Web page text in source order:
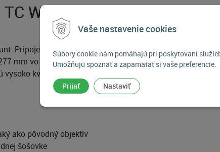
Vaše nastavenie cookies
Súbory cookie nám pomáhajú pri poskytovaní
Umožňujú spoznať a zapamätať si vaše preferencie.
Prijať Nastaviť
WR Telekonvertor
Pripojenie telekonvertora ku Fujinonu GF250mF4 R LM
mm vo formáte ekvivalentu 35 mm) pri zachovaní
kvalitné, pri teleobjektíve nedochádza ku žiadnemu
ako pôvodný objektív
šošovke